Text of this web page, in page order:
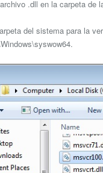
.dll en la carpeta de
del sistema para la